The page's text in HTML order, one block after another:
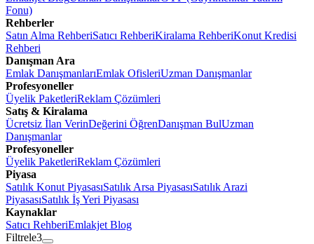
Fonu)
Rehberler
Satın Alma RehberiSatıcı RehberiKiralama RehberiKonut Kredisi
Rehberi
Danışman Ara
Emlak DanışmanlarıEmlak OfisleriUzman Danışmanlar
Profesyoneller
Üyelik PaketleriReklam Çözümleri
Satış & Kiralama
Ücretsiz İlan VerinDeğerini ÖğrenDanışman BulUzman
Danışmanlar
Profesyoneller
Üyelik PaketleriReklam Çözümleri
Piyasa
Satılık Konut PiyasasıSatılık Arsa PiyasasıSatılık Arazi
PiyasasıSatılık İş Yeri Piyasası
Kaynaklar
Satıcı RehberiEmlakjet Blog
Filtrele3